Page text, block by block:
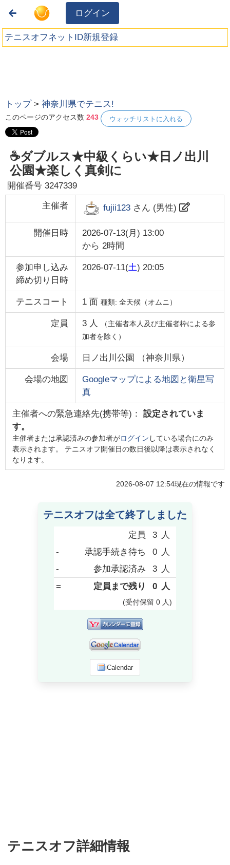
ログイン
テニスオフネットID新規登録
トップ >神奈川県でテニス!
このページのアクセス数243 ウォッチリストに入れる
☕ダブルス★中級くらい★日ノ出川
公園★楽しく真剣に
開催番号3247339
主催者 fujii123さん (男性)
開催日時
2026-07-13(月) 13:00
から 2時間
参加申し込み
締め切り日時
2026-07-11(土) 20:05
テニスコート 1面 種類: 全天候（オムニ）
定員 3 人
（主催者本人及び主催者枠による参
加者を除く）
会場 日ノ出川公園 （神奈川県）
会場の地図
Googleマップによる地図と衛星写
真
主催者への緊急連絡先(携帯等)： 設定されていま
す。
主催者または承認済みの参加者がログイン している場合にのみ
表示されます。 テニスオフ開催日の数日後以降は表示されなく
なります。
2026-08-07 12:54現在の情報です
テニスオフは全て終了しました
定員 3 人
-
承認手続き待ち 0 人
-
参加承認済み 3 人
=
定員まで残り 0 人
(受付保留 0 人)
iCalendar
テニスオフ詳細情報